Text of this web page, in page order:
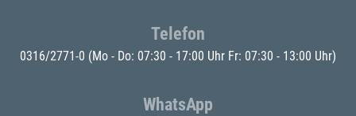
Telefon
0316/2771-0 (Mo - Do: 07:30 - 17:00 Uhr Fr: 07:30 - 13:00 Uhr)
WhatsApp